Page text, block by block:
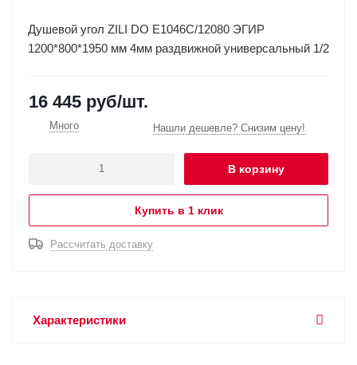
Душевой угол ZILI DO E1046С/12080 ЭГИР
1200*800*1950 мм 4мм раздвижной универсальный 1/2
16 445 руб/шт.
Много Нашли дешевле? Снизим цену!
В корзину
Купить в 1 клик
Рассчитать доставку
Характеристики